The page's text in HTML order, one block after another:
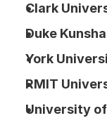
Clark
Duke
York
RMIT
University